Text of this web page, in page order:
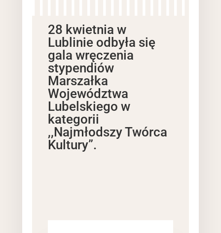
28 kwietnia w
Lublinie odbyła się
gala wręczenia
stypendiów
Marszałka
Województwa
Lubelskiego w
kategorii
,,Najmłodszy Twórca
Kultury”.